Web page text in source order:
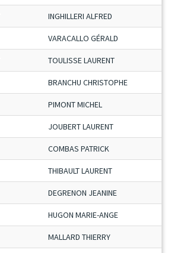
INGHILLERI ALFRED
VARACALLO GÉRALD
TOULISSE LAURENT
BRANCHU CHRISTOPHE
PIMONT MICHEL
JOUBERT LAURENT
COMBAS PATRICK
THIBAULT LAURENT
DEGRENON JEANINE
HUGON MARIE-ANGE
MALLARD THIERRY